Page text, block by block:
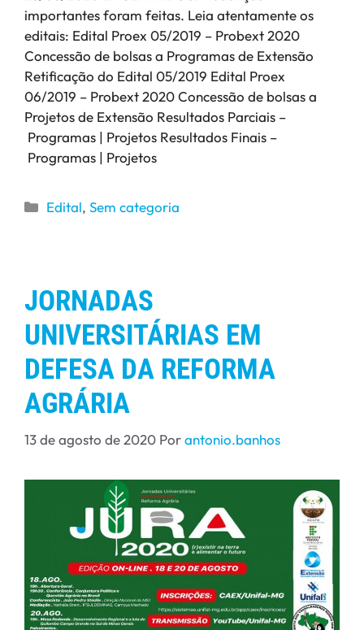
importantes foram feitas. Leia atentamente os
editais: Edital Proex 05/2019 – Probext 2020
Concessão de bolsas a Programas de Extensão
Retificação do Edital 05/2019 Edital Proex
06/2019 – Probext 2020 Concessão de bolsas a
Projetos de Extensão Resultados Parciais –
Programas | Projetos Resultados Finais –
Programas | Projetos
Edital,Sem categoria
JORNADAS
UNIVERSITÁRIAS EM
DEFESA DA REFORMA
AGRÁRIA
13 de agosto de 2020 Porantonio.banhos